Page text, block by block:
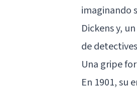
imaginando
Dickens y,
de
Una gripe
En 1901, su